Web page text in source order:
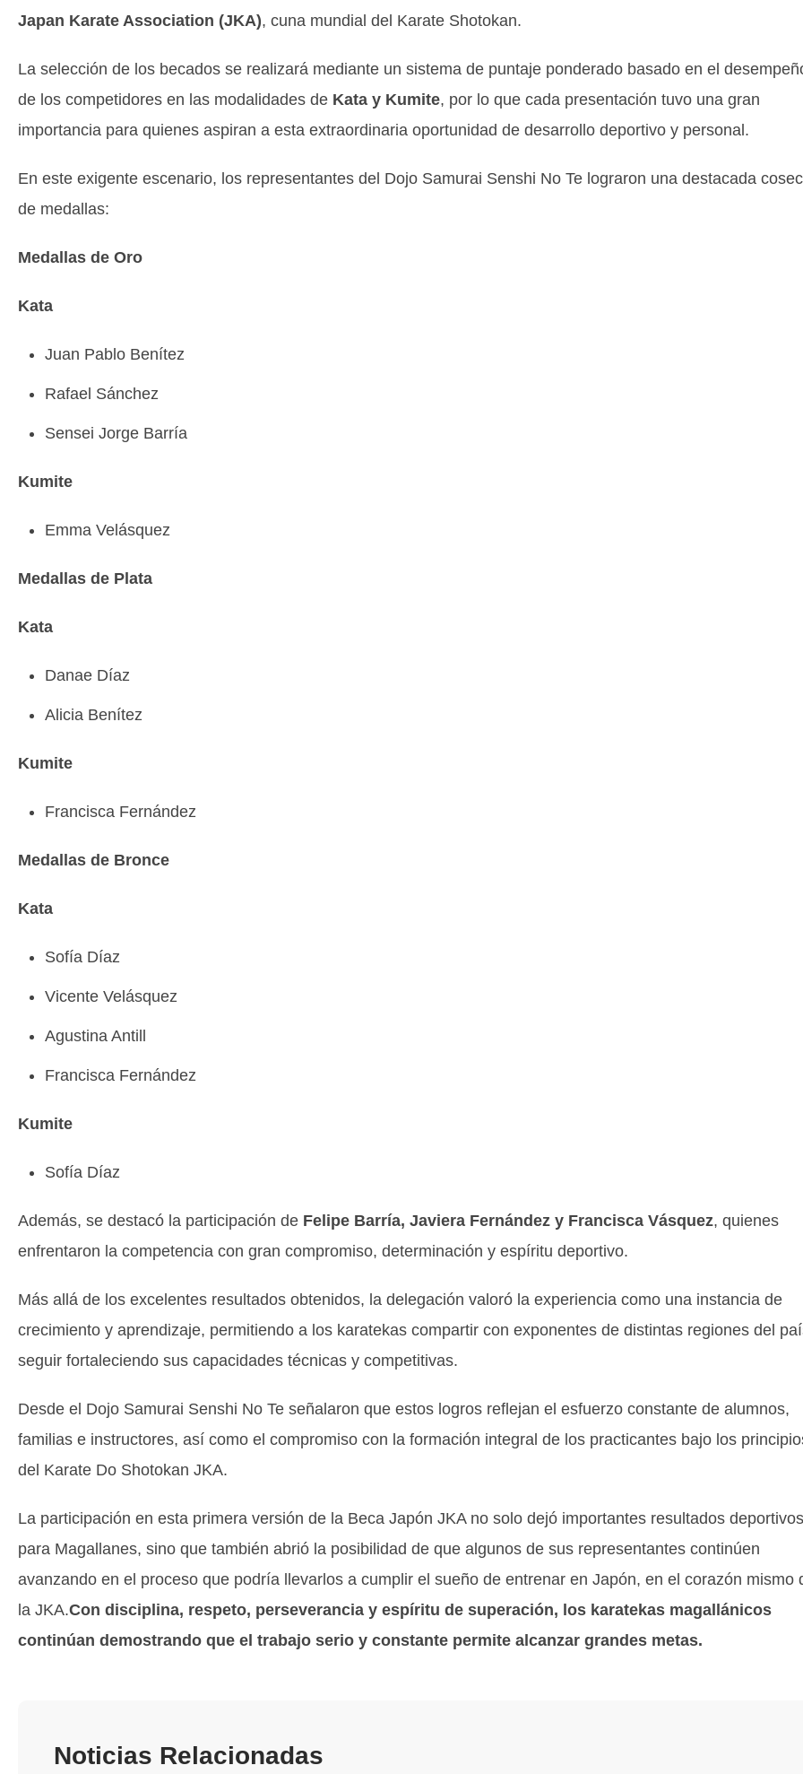
Japan Karate Association (JKA), cuna mundial del Karate Shotokan.
La selección de los becados se realizará mediante un sistema de puntaje ponderado basado en el
de los competidores en las modalidades de Kata y Kumite, por lo que cada presentación tuvo una gran
importancia para quienes aspiran a esta extraordinaria oportunidad de desarrollo deportivo y personal.
En este exigente escenario, los representantes del Dojo Samurai Senshi No Te lograron una destacada
de medallas:
Medallas de Oro
Kata
Juan Pablo Benítez
Rafael Sánchez
Sensei Jorge Barría
Kumite
Emma Velásquez
Medallas de Plata
Kata
Danae Díaz
Alicia Benítez
Kumite
Francisca Fernández
Medallas de Bronce
Kata
Sofía Díaz
Vicente Velásquez
Agustina Antill
Francisca Fernández
Kumite
Sofía Díaz
Además, se destacó la participación de Felipe Barría, Javiera Fernández y Francisca Vásquez, quienes
enfrentaron la competencia con gran compromiso, determinación y espíritu deportivo.
Más allá de los excelentes resultados obtenidos, la delegación valoró la experiencia como una instancia de
crecimiento y aprendizaje, permitiendo a los karatekas compartir con exponentes de distintas regiones del
seguir fortaleciendo sus capacidades técnicas y competitivas.
Desde el Dojo Samurai Senshi No Te señalaron que estos logros reflejan el esfuerzo constante de alumnos,
familias e instructores, así como el compromiso con la formación integral de los practicantes bajo los
del Karate Do Shotokan JKA.
La participación en esta primera versión de la Beca Japón JKA no solo dejó importantes resultados deportivos
para Magallanes, sino que también abrió la posibilidad de que algunos de sus representantes continúen
avanzando en el proceso que podría llevarlos a cumplir el sueño de entrenar en Japón, en el corazón mismo
la JKA.Con disciplina, respeto, perseverancia y espíritu de superación, los karatekas magallánicos
continúan demostrando que el trabajo serio y constante permite alcanzar grandes metas.
Noticias Relacionadas